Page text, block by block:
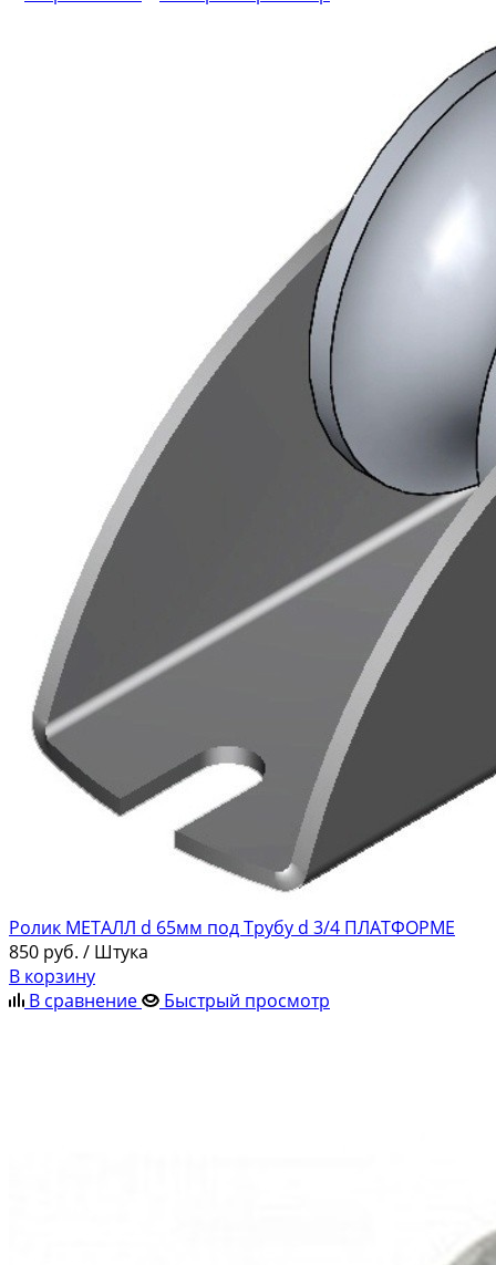
Ролик МЕТАЛЛ d 65мм под Трубу d 3/4 ПЛАТФОРМЕ
850 руб. / Штука
В корзину
В сравнение
Быстрый просмотр